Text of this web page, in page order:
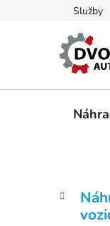
Služby
PPřeskočit
kategorie
K
a